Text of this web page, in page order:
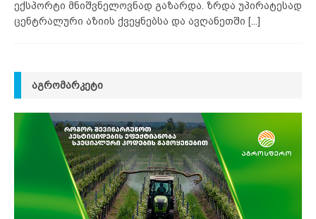
ექსპორტი მნიშვნელოვნად გაზარდა. ზრდა უპირატესად
ცენტრალური აზიის ქვეყნებსა და ავღანეთში [...]
ᲐᲒᲠᲝᲛᲐᲠᲙᲔᲢᲘ